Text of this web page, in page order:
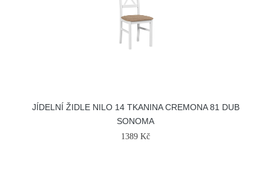
JÍDELNÍ ŽIDLE NILO 14 TKANINA CREMONA 81 DUB
SONOMA
1389 Kč